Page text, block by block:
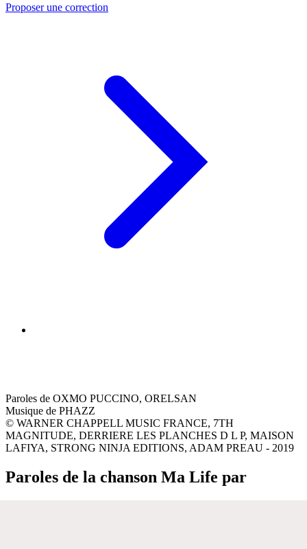
Proposer une correction
Paroles de OXMO PUCCINO, ORELSAN
Musique de PHAZZ
© WARNER CHAPPELL MUSIC FRANCE, 7TH
MAGNITUDE, DERRIERE LES PLANCHES D L P, MAISON
LAFIYA, STRONG NINJA EDITIONS, ADAM PREAU - 2019
Paroles de la chanson Ma Life par